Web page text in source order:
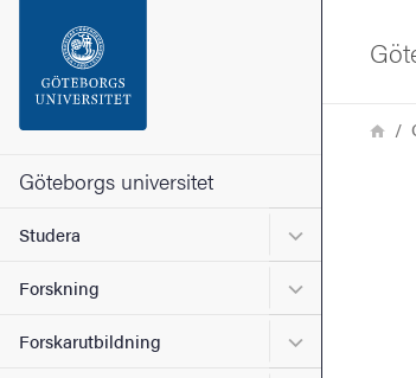
Sidfoten
Om webbplatsen
Göteborgs universitet
Studera Undermeny
Forskning Undermeny
Forskarutbildning Undermeny
Länkstig